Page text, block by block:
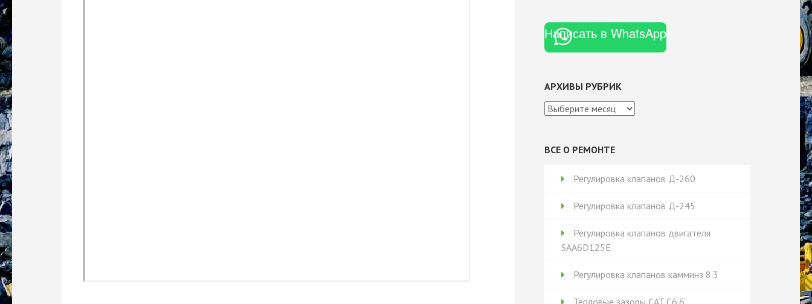
Написать в WhatsApp
АРХИВЫ РУБРИК
Архивы
ВСЕ О РЕМОНТЕ
Регулировка клапанов Д-260
Регулировка клапанов Д-245
Регулировка клапанов двигателя
SAA6D125E
Регулировка клапанов камминз 8.3
Тепловые зазоры CAT C6.6